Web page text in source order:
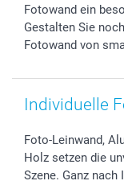
Widerrufsrecht
Zu allen Anlässen
Status der
smartfriends
smartgarantie
smartbonus
Fotowand ein
Gestalten Sie
Fotowand von
Individuelle
Foto-Leinwand,
Holz setzen die
Szene. Ganz